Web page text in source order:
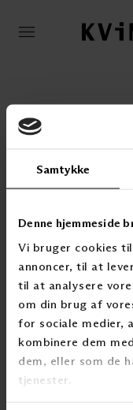
Samtykke
Denne hjemmeside
Vi bruger cookies
annoncer, til at
til at analysere
om din brug af
for sociale medier,
kombinere dem
dem, eller som de
tjenester.
T: 2300 5150
post@kvintblendex.no
PRODUKTER &
Innvendig solskjerming
Utvendig solskjerming
Tekstilgardiner
Akustikk
Caser